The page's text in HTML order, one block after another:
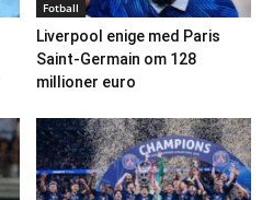
Fotball
Liverpool enige med Paris
Saint-Germain om 128
millioner euro